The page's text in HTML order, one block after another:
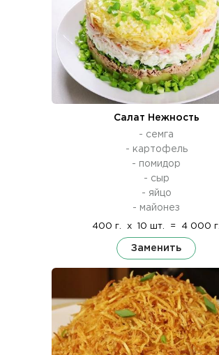
Салат Нежность
- семга
- картофель
- помидор
- сыр
- яйцо
- майонез
400 г. x 10 шт. = 4 000 г.
Заменить